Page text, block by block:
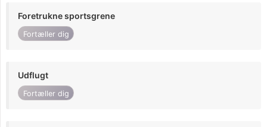
Foretrukne sportsgrene
Fortæller dig
Udflugt
Fortæller dig